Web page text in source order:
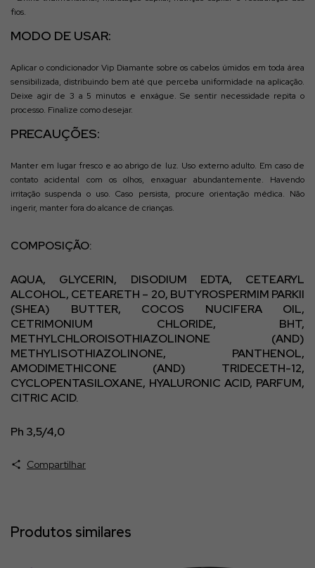
fios.
MODO DE USAR:
Aplicar o condicionador Vip Diamante sobre os cabelos úmidos em toda área
sensibilizada, distribuindo bem até que perceba uniformidade na aplicação.
Deixe agir de 3 a 5 minutos e enxágue. Se sentir necessidade repita o
processo. Finalize como desejar.
PRECAUÇÕES:
Manter em lugar fresco e ao abrigo de luz. Uso externo adulto. Em caso de
contato acidental com os olhos, enxaguar abundantemente. Havendo
irritação suspenda o uso. Caso persista, procure orientação médica. Não
ingerir, manter fora do alcance de crianças.
COMPOSIÇÃO:
AQUA, GLYCERIN, DISODIUM EDTA, CETEARYL
ALCOHOL, CETEARETH – 20, BUTYROSPERMIM PARKII
(SHEA) BUTTER, COCOS NUCIFERA OIL,
CETRIMONIUM CHLORIDE, BHT,
METHYLCHLOROISOTHIAZOLINONE (AND)
METHYLISOTHIAZOLINONE, PANTHENOL,
AMODIMETHICONE (AND) TRIDECETH-12,
CYCLOPENTASILOXANE, HYALURONIC ACID, PARFUM,
CITRIC ACID.
Ph 3,5/4,0
Compartilhar
Produtos similares